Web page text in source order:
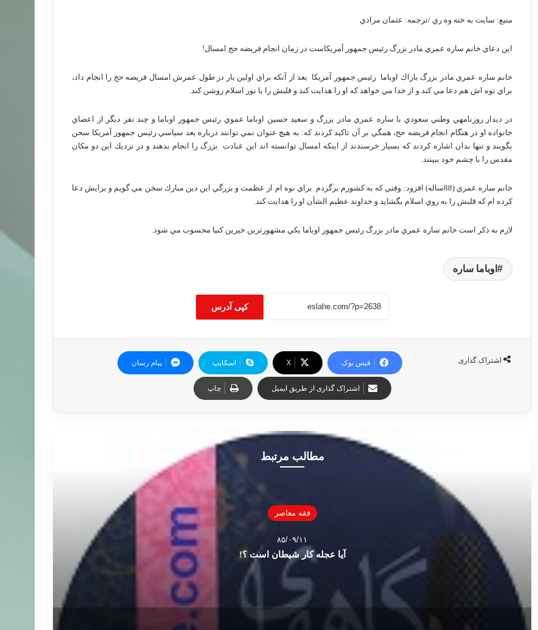
منبع: سايت به خته وه ري /ترجمه: عثمان مرادي
اين دعاي خانم ساره عمري مادر بزرگ رئيس جمهور آمريكاست در زمان انجام فريضه حج امسال!
خانم ساره عمري مادر بزرگ باراك اوباما رئيس جمهور آمريكا بعد از آنكه براي اولين بار در طول عمرش امسال فريضه حج را انجام داد،
براي نوه اش هم دعا مي كند و از خدا مي خواهد كه او را هدايت كند و قلبش را با نور اسلام روشن كند.
در ديدار روزنامه­ي وطني سعودي با ساره عمري مادر بزرگ و سعيد حسين اوباما عموي رئيس جمهور اوباما و چند نفر ديگر از اعضاي
خانواده او در هنگام انجام فريضه حج، همگي بر آن تاكيد كردند كه: به هيچ عنوان نمي توانند درباره بعد سياسي رئيس جمهور آمريكا سحن
بگويند و تنها بدان اشاره كردند كه بسيار خرسندند از اينكه امسال توانسته اند اين عبادت بزرگ را انجام بدهند و در نزديك اين دو مكان
مقدس را با چشم خود ببينند.
خانم ساره عمري (88ساله) افزود: وقتي كه به كشورم برگردم
براي نوه ام از عظمت و بزرگي اين دين مبارك سخن مي گويم و برايش دعا
كرده ام كه قلبش را به روي اسلام بگشايد و خداوند عظيم الشأن او را هدايت كند.
لازم به ذكر است خانم ساره عمري مادر بزرگ رئيس جمهور اوباما يكي مشهورترين خيرين كنيا محسوب مي شود.
اوباما ساره
کپی آدرس
اشتراک گذاری فیس بوک X اسکایپ پیام رسان
اشتراک گذاری از طریق ایمیل چاپ
مطالب مرتبط
فقه معاصر
۸۵/۰۹/۱۱
آیا عجله کار شیطان است ؟!